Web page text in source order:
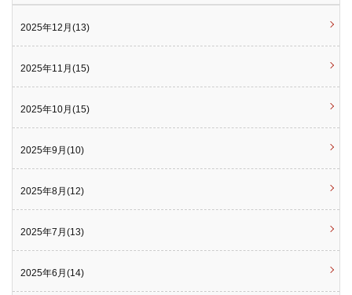
2025年12月(13)
2025年11月(15)
2025年10月(15)
2025年9月(10)
2025年8月(12)
2025年7月(13)
2025年6月(14)